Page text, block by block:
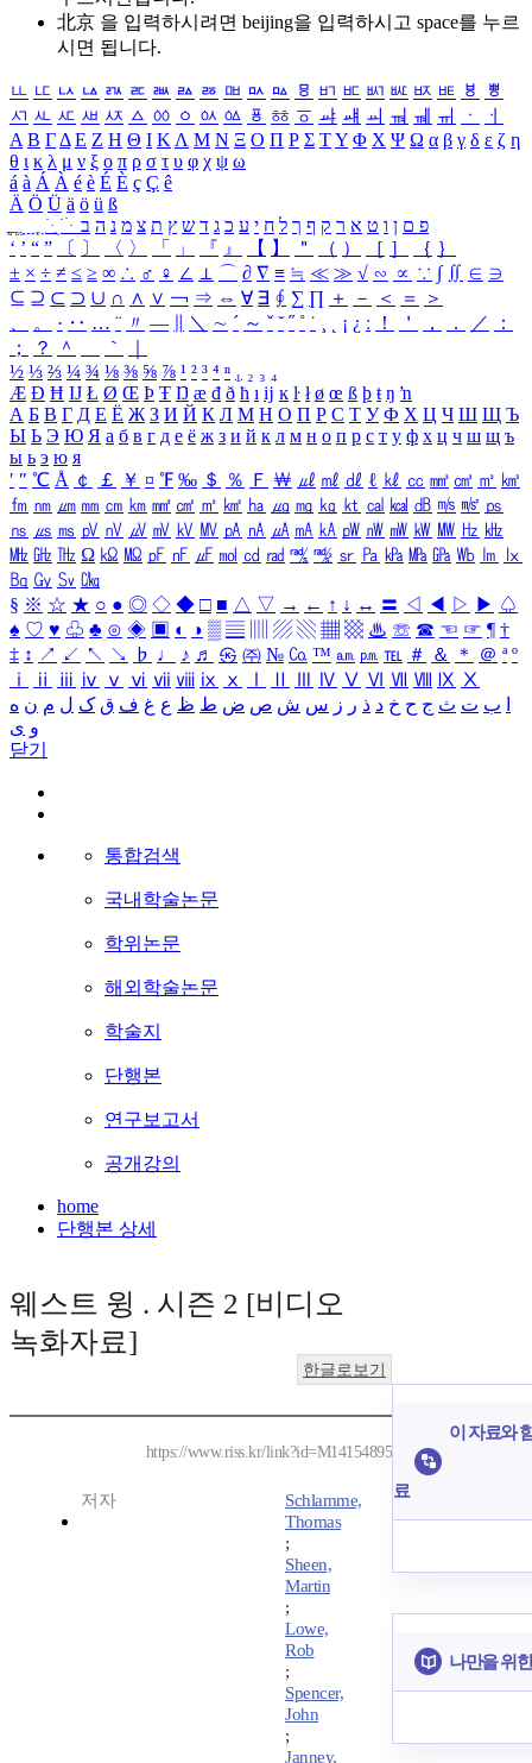
北京 을 입력하시려면 beijing을 입력하시고 space를 누르
시면 됩니다.
ㅥ ㅦ ㅧ ㅨ ㅩ ㅪ ㅫ ㅬ ㅭ ㅮ ㅯ ㅰ ㅱ ㅲ ㅳ ㅴ ㅵ ㅶ ㅷ ㅸ
ㅹ
ㅺ ㅻ ㅼ ㅽ ㅾ ㅿ ㆀ ㆁ ㆂ ㆃ ㆄ ㆅ ㆆ ㆇ ㆈ ㆉ ㆊ ㆋ ㆌ ㆍ
ㆎ
Α Β ΓΔ Ε Ζ Η Θ Ι ΚΛ Μ Ν Ξ Ο Π Ρ Σ ΤΥ Φ Χ Ψ Ω α β γ δ ε ζ η
θ ι κ λ μ ν ξ ο π ρ σ τ υ φ χ ψ ω
á à Á À é è É È ç Ç ê
Ä Ö Ü ä ö ü ß
ִֶֹ ֻּ ׁׂ פ ם ן ו ט א ר ק ף ך ל ח י ע כ ג ד ש ץ ת צ מ נ ה ב
‘ ’ “ ” 〔 〕 〈 〉 「 」 『 』 【 】 ＂ （ ） ［ ］ ｛ ｝
± × ÷ ≠ ≤ ≥ ∞ ∴ ♂ ♀ ∠ ⊥ ⌒ ∂ ∇ ≡ ≒ ≪ ≫ √ ∽ ∝ ∵ ∫ ∬ ∈ ∋
⊆ ⊇ ⊂ ⊃ ∪ ∩ ∧ ∨ ￢ ⇒ ⇔ ∀ ∃ ∮ ∑ ∏ ＋ － ＜ ＝
＞
、
。 · ‥ … ¨ 〃 ― ＼ ∼ ´ ～ ˇ ˘ ˝ ˚ ˙ ¸ ¡ ¿ ː ！ ＇ ， ． ／
：
；
？ ＾ ｀
½ ⅓ ⅔ ¼ ¾ ⅛ ⅜ ⅝ ⅞ ¹ ² ³ ⁴ ⁿ ₁ ₂ ₃ ₄
Æ Ð Ħ Ĳ Ł Ø Œ Þ Ŧ Ŋ æ đ ð ħ ı ĳ ĸ ŀ ł ø œ ß þ ŧ ŋ ŉ
А Б В Г Д Е Ё Ж З И Й К Л М Н О П Р С Т У Ф Х Ц Ч Ш Щ Ъ
Ы Ь Э Ю Я а б в г д е ё ж з и й к л м н о п р с т у ф х ц ч ш щ ъ
ы ь э ю я
′ ″ ℃ Å ￠ ￡ ￥ ¤ ℉ ‰ ＄ ％ Ｆ ￦ ㎕ ㎖ ㎗ ℓ ㎘ ㏄ ㎣ ㎤ ㎥ ㎦
㎙ ㎚ ㎛ ㎜ ㎝ ㎞ ㎟ ㎠ ㎡ ㎢ ㏊ ㎍ ㎎ ㎏ ㏏ ㎈ ㎉ ㏈ ㎧ ㎨ ㎰
㎱ ㎲ ㎳ ㎴ ㎵ ㎶ ㎷ ㎸ ㎹ ㎀ ㎁ ㎂ ㎃ ㎄ ㎺ ㎻ ㎽ ㎾ ㎿ ㎐ ㎑
㎒ ㎓ ㎔ Ω ㏀ ㏁ ㎊ ㎋ ㎌ ㏖ ㏅ ㎭ ㎮ ㎯ ㏛ ㎩ ㎪ ㎫ ㎬ ㏝ ㏐
㏓
㏃ ㏉ ㏜ ㏆
§ ※ ☆ ★ ○ ● ◎ ◇ ◆ □ ■ △ ▽ → ← ↑ ↓ ↔ 〓 ◁ ◀ ▷ ▶ ♤
♠ ♡ ♥ ♧ ♣ ⊙ ◈ ▣ ◐ ◑ ▒ ▤ ▨ ▧ ▦ ▩ ♨ ☏ ☎ ☜ ☞ ¶ †
‡ ↕ ↗ ↙ ↖ ↘ ♭ ♩ ♪ ♬ ㉿ ㈜ № ㏇ ™ ㏂ ㏘ ℡ ＃ ＆ ＊ ＠ ª º
ⅰ
ⅱ ⅲ ⅳ ⅴ ⅵ ⅶ ⅷ ⅸ ⅹ Ⅳ Ⅴ Ⅵ Ⅶ Ⅷ Ⅸ Ⅹ
ب ت ث ج ح خ د ذ ر ز س ش ص ض ط ظ ع غ ف ق ک ل م ن ه
و ی
닫기
통합검색
국내학술논문
학위논문
해외학술논문
학술지
단행본
연구보고서
공개강의
home
단행본 상세
웨스트 윙 . 시즌 2 [비디오
녹화자료]
한글로보기
https://www.riss.kr/link?id=M14154895
저자
Schlamme,
Thomas
;
Sheen,
Martin
;
Lowe,
Rob
;
Spencer,
John
;
Janney,
이 자료와
료
나만을 위